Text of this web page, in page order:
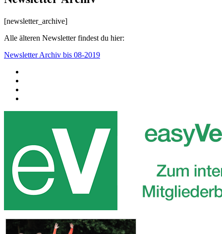
[newsletter_archive]
Alle älteren Newsletter findest du hier:
Newsletter Archiv bis 08-2019